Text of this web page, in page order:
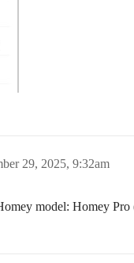
29, 2025, 9:32am
model: Homey